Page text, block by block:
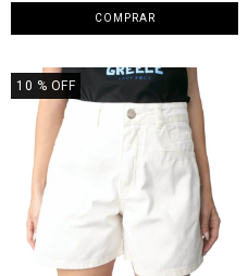
COMPRAR
10 % OFF